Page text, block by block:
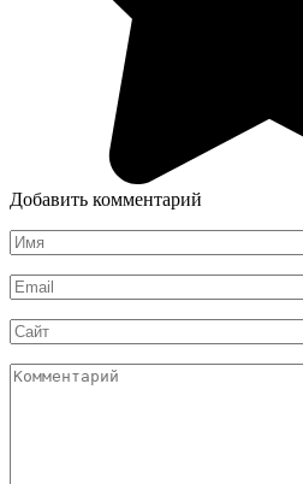
Добавить комментарий
Имя
*
Email
*
Сайт
Комментарий